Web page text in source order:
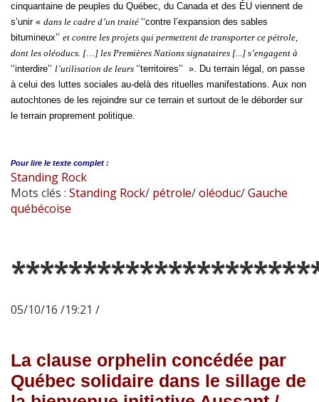
cinquantaine de peuples du Québec, du Canada et des ÉU viennent de
s’unir « dans le cadre d’un traité ‘‘contre l’expansion des sables
bitumineux’’ et contre les projets qui permettent de transporter ce pétrole,
dont les oléoducs. […] les Premières Nations signataires [...] s’engagent à
‘‘interdire’’ l’utilisation de leurs ‘‘territoires’’ ». Du terrain légal, on passe
à celui des luttes sociales au-delà des rituelles manifestations. Aux non
autochtones de les rejoindre sur ce terrain et surtout de le déborder sur
le terrain proprement politique.
Pour lire le texte complet :
Standing Rock
Mots clés : Standing Rock/ pétrole/oléoduc/Gauche
québécoise
05/10/16 /19:21 /
La clause orphelin concédée par
Québec solidaire dans le sillage de